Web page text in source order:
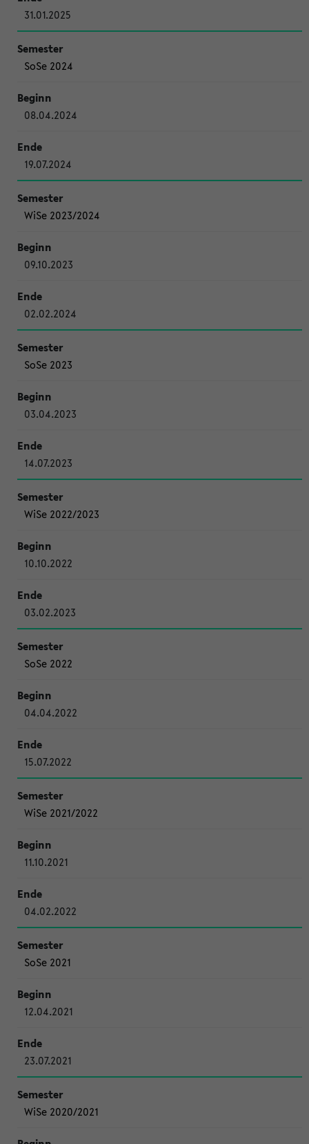
31.01.2025
SoSe 2024
08.04.2024
19.07.2024
WiSe 2023/2024
09.10.2023
02.02.2024
SoSe 2023
03.04.2023
14.07.2023
WiSe 2022/2023
10.10.2022
03.02.2023
SoSe 2022
04.04.2022
15.07.2022
WiSe 2021/2022
11.10.2021
04.02.2022
SoSe 2021
12.04.2021
23.07.2021
WiSe 2020/2021